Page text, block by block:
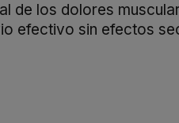
de los dolores
efectivo sin efectos